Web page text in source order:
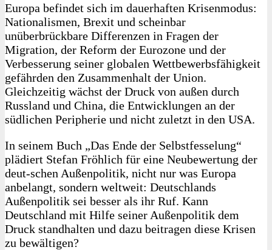
Europa befindet sich im dauerhaften Krisenmodus:
Nationalismen, Brexit und scheinbar
unüberbrückbare Differenzen in Fragen der
Migration, der Reform der Eurozone und der
Verbesserung seiner globalen Wettbewerbsfähigkeit
gefährden den Zusammenhalt der Union.
Gleichzeitig wächst der Druck von außen durch
Russland und China, die Entwicklungen an der
südlichen Peripherie und nicht zuletzt in den USA.
In seinem Buch „Das Ende der Selbstfesselung“
plädiert Stefan Fröhlich für eine Neubewertung der
deut-schen Außenpolitik, nicht nur was Europa
anbelangt, sondern weltweit: Deutschlands
Außenpolitik sei besser als ihr Ruf. Kann
Deutschland mit Hilfe seiner Außenpolitik dem
Druck standhalten und dazu beitragen diese Krisen
zu bewältigen?